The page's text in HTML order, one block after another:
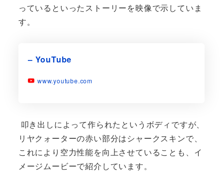
っているといったストーリーを映像で示していま
す。
– YouTube
www.youtube.com
叩き出しによって作られたというボディですが、
リヤクォーターの赤い部分はシャークスキンで、
これにより空力性能を向上させていることも、イ
メージムービーで紹介しています。